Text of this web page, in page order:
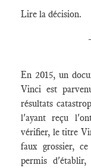
Lire la décision.
En 2015, un
Vinci est
résultats
l'ayant reçu
vérifier, le titre
faux grossier,
permis